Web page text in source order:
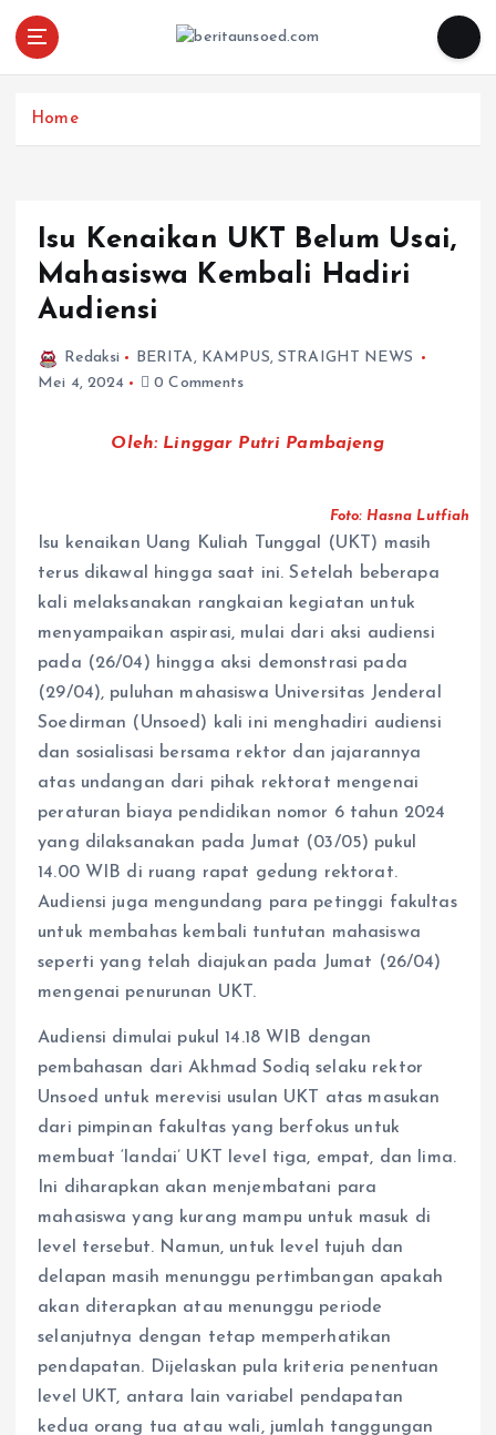
Home
Isu Kenaikan UKT Belum Usai,
Mahasiswa Kembali Hadiri
Audiensi
Redaksi BERITA, KAMPUS,STRAIGHT NEWS
Mei 4, 2024
0 Comments
Oleh: Linggar Putri Pambajeng
Foto: Hasna Lutfiah
Isu kenaikan Uang Kuliah Tunggal (UKT) masih
terus dikawal hingga saat ini. Setelah beberapa
kali melaksanakan rangkaian kegiatan untuk
menyampaikan aspirasi, mulai dari aksi audiensi
pada (26/04) hingga aksi demonstrasi pada
(29/04), puluhan mahasiswa Universitas Jenderal
Soedirman (Unsoed) kali ini menghadiri audiensi
dan sosialisasi bersama rektor dan jajarannya
atas undangan dari pihak rektorat mengenai
peraturan biaya pendidikan nomor 6 tahun 2024
yang dilaksanakan pada Jumat (03/05) pukul
14.00 WIB di ruang rapat gedung rektorat.
Audiensi juga mengundang para petinggi fakultas
untuk membahas kembali tuntutan mahasiswa
seperti yang telah diajukan pada Jumat (26/04)
mengenai penurunan UKT.
Audiensi dimulai pukul 14.18 WIB dengan
pembahasan dari Akhmad Sodiq selaku rektor
Unsoed untuk merevisi usulan UKT atas masukan
dari pimpinan fakultas yang berfokus untuk
membuat ‘landai’ UKT level tiga, empat, dan lima.
Ini diharapkan akan menjembatani para
mahasiswa yang kurang mampu untuk masuk di
level tersebut. Namun, untuk level tujuh dan
delapan masih menunggu pertimbangan apakah
akan diterapkan atau menunggu periode
selanjutnya dengan tetap memperhatikan
pendapatan. Dijelaskan pula kriteria penentuan
level UKT, antara lain variabel pendapatan
kedua orang tua atau wali, jumlah tanggungan